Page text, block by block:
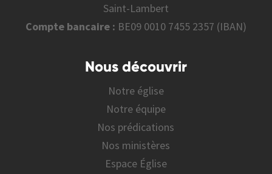
Saint-Lambert
Compte bancaire : BE09 0010 7455 2357 (IBAN)
Nous découvrir
Notre église
Notre équipe
Nos prédications
Nos ministères
Espace Église